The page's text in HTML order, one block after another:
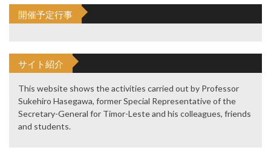
開催予定行事
サイト紹介
This website shows the activities carried out by Professor
Sukehiro Hasegawa, former Special Representative of the
Secretary-General for Timor-Leste and his colleagues, friends
and students.